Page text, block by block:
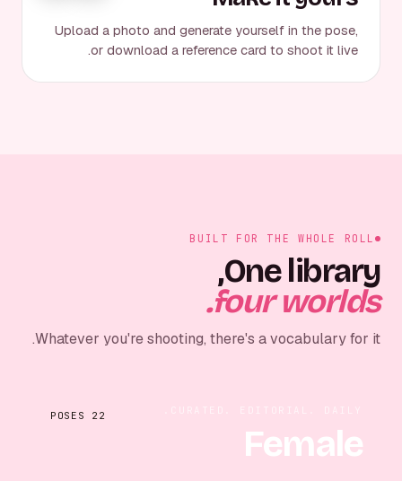
Upload a photo and generate yourself in the pose,
or download a reference card to shoot it live.
BUILT FOR THE WHOLE ROLL
One library,
four worlds.
Whatever you're shooting, there's a vocabulary for it.
Female
22